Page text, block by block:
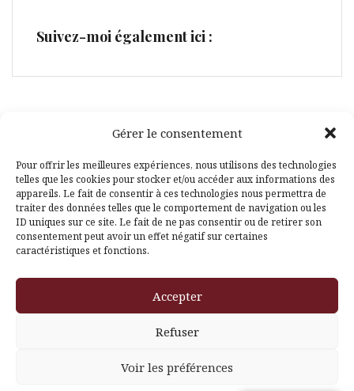
Gérer le consentement
Pour offrir les meilleures expériences, nous utilisons des technologies
telles que les cookies pour stocker et/ou accéder aux informations des
appareils. Le fait de consentir à ces technologies nous permettra de
traiter des données telles que le comportement de navigation ou les
ID uniques sur ce site. Le fait de ne pas consentir ou de retirer son
consentement peut avoir un effet négatif sur certaines
caractéristiques et fonctions.
Accepter
Refuser
Voir les préférences
Suivez-moi également ici :
Facebook
Pinterest
Themeisle